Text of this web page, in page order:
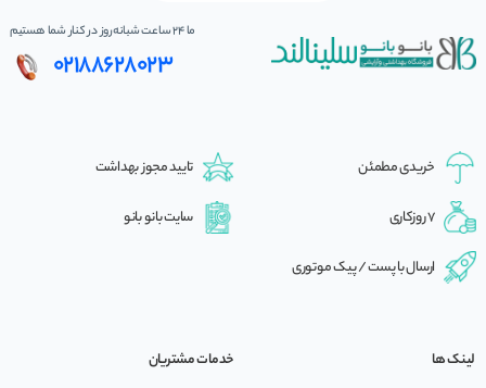
ما 24 ساعت شبانه‌روز در کنار شما هستیم
02188628023
خریدی مطمئن تایید مجوز بهداشت
7 روزکاری سایت بانو بانو
ارسال با پست / پیک موتوری
لینک ها
خدمات مشتریان